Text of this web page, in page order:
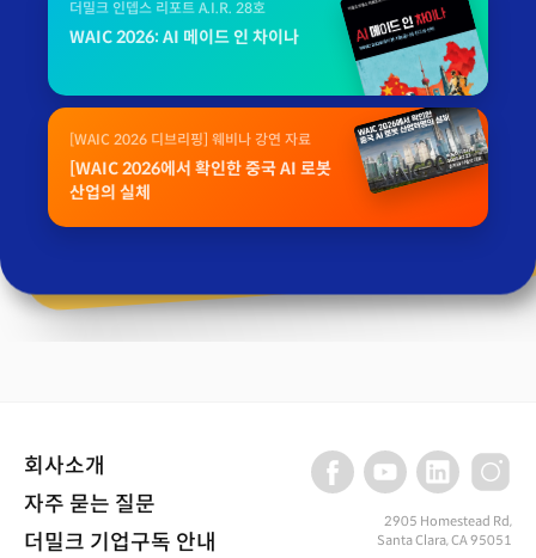
더밀크 인뎁스 리포트 A.I.R. 28호
WAIC 2026: AI 메이드 인 차이나
[WAIC 2026 디브리핑] 웨비나 강연 자료
[WAIC 2026에서 확인한 중국 AI 로봇
산업의 실체
회사소개
자주 묻는 질문
더밀크 기업구독 안내
2905 Homestead Rd,
Santa Clara, CA 95051